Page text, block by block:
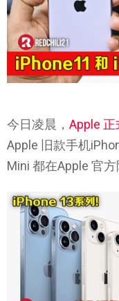
今日凌晨， Apple 正
Apple 旧款手机
Mini 都在Apple 官